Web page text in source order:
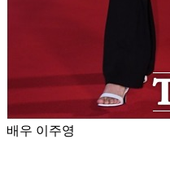
배우 이주영